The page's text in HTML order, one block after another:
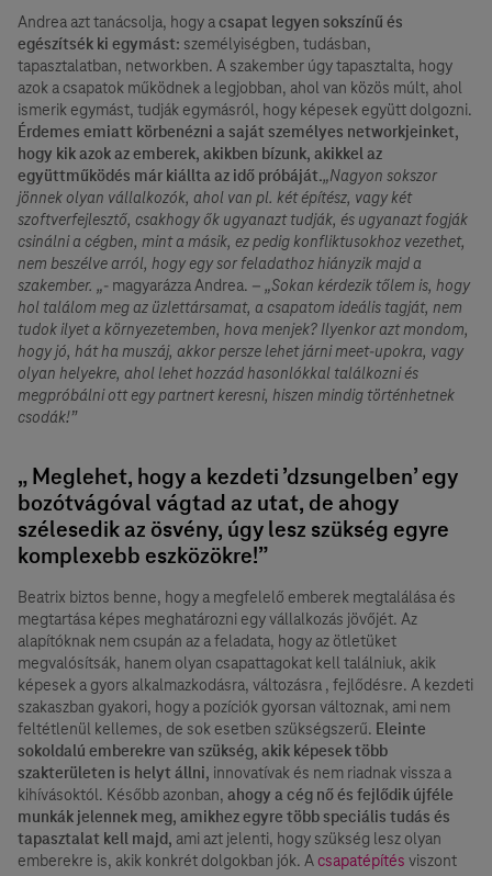
Andrea azt tanácsolja, hogy acsapat legyen sokszínű és
egészítsék ki egymást: személyiségben, tudásban,
tapasztalatban, networkben. A szakember úgy tapasztalta, hogy
azok a csapatok működnek a legjobban, ahol van közös múlt, ahol
ismerik egymást, tudják egymásról, hogy képesek együtt dolgozni.
Érdemes emiatt körbenézni a saját személyes networkjeinket,
hogy kik azok az emberek, akikben bízunk, akikkel az
együttműködés már kiállta az idő próbáját.„Nagyon sokszor
jönnek olyan vállalkozók, ahol van pl. két építész, vagy két
szoftverfejlesztő, csakhogy ők ugyanazt tudják, és ugyanazt fogják
csinálni a cégben, mint a másik, ez pedig konfliktusokhoz vezethet,
nem beszélve arról, hogy egy sor feladathoz hiányzik majd a
szakember. „- magyarázza Andrea. – „Sokan kérdezik tőlem is, hogy
hol találom meg az üzlettársamat, a csapatom ideális tagját, nem
tudok ilyet a környezetemben, hova menjek? Ilyenkor azt mondom,
hogy jó, hát ha muszáj, akkor persze lehet járni meet-upokra, vagy
olyan helyekre, ahol lehet hozzád hasonlókkal találkozni és
megpróbálni ott egy partnert keresni, hiszen mindig történhetnek
csodák!”
„ Meglehet, hogy a kezdeti ’dzsungelben’ egy
bozótvágóval vágtad az utat, de ahogy
szélesedik az ösvény, úgy lesz szükség egyre
komplexebb eszközökre!”
Beatrix biztos benne, hogy a megfelelő emberek megtalálása és
megtartása képes meghatározni egy vállalkozás jövőjét. Az
alapítóknak nem csupán az a feladata, hogy az ötletüket
megvalósítsák, hanem olyan csapattagokat kell találniuk, akik
képesek a gyors alkalmazkodásra, változásra , fejlődésre. A kezdeti
szakaszban gyakori, hogy a pozíciók gyorsan változnak, ami nem
feltétlenül kellemes, de sok esetben szükségszerű. Eleinte
sokoldalú emberekre van szükség, akik képesek több
szakterületen is helyt állni, innovatívak és nem riadnak vissza a
kihívásoktól. Később azonban, ahogy a cég nő és fejlődik újféle
munkák jelennek meg, amikhez egyre több speciális tudás és
tapasztalat kell majd, ami azt jelenti, hogy szükség lesz olyan
emberekre is, akik konkrét dolgokban jók. Acsapatépítés viszont